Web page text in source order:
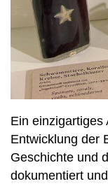
Ein einzigartiges
Entwicklung der
Geschichte und
dokumentiert